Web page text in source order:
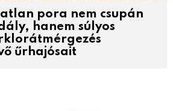
pora nem csupán
hanem súlyos
űrhajósait